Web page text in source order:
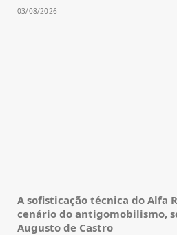
03/08/2026
A sofisticação técnica do Alfa
cenário do antigomobilismo,
Augusto de Castro